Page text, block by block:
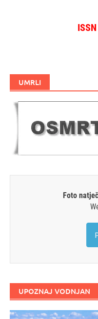
UMRLI
Foto
UPOZNAJ VODNJAN